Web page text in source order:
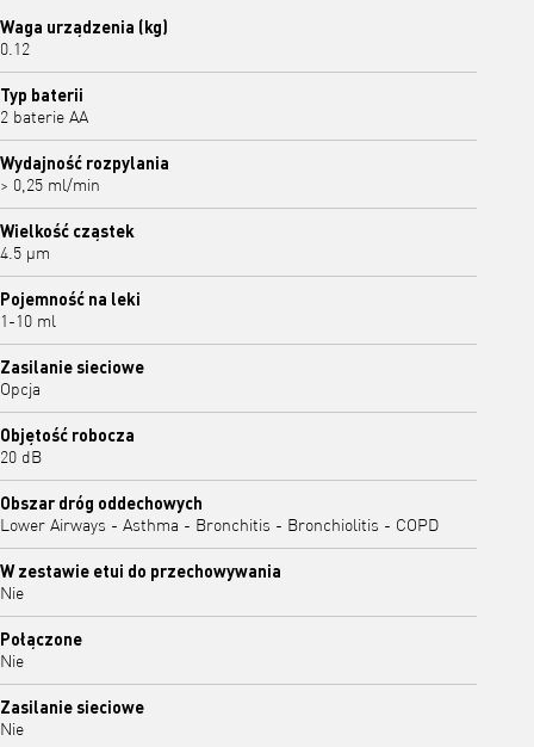
Waga urządzenia (kg)
0.12
Typ baterii
2 baterie AA
Wydajność rozpylania
> 0,25 ml/min
Wielkość cząstek
4.5 μm
Pojemność na leki
1-10 ml
Zasilanie sieciowe
Opcja
Objętość robocza
20 dB
Obszar dróg oddechowych
Lower Airways - Asthma - Bronchitis - Bronchiolitis - COPD
W zestawie etui do przechowywania
Nie
Połączone
Nie
Zasilanie sieciowe
Nie